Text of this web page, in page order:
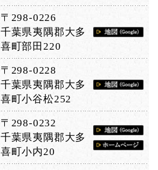
〒298-0226
千葉県夷隅郡大多
喜町部田220
〒298-0228
千葉県夷隅郡大多
喜町小谷松252
〒298-0232
千葉県夷隅郡大多
喜町小内20